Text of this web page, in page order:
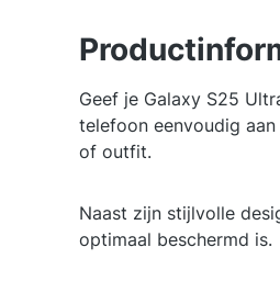
Geef je Galaxy S25
telefoon eenvoudig
of outfit.
Naast zijn stijlvolle
optimaal beschermd is.